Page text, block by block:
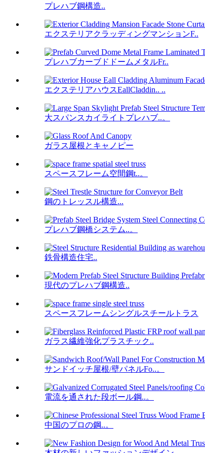
プレハブ鋼構造..
エクステリアクラッディングマンションF..
プレハブカーブドドームメタルFr..
エクステリアハウスEallCladdin.. ..
大スパンスカイライトプレハブ..。
ガラス屋根とキャノピー
スペースフレーム空間鋼t..。
鋼のトレッスル構造...
プレハブ鋼橋システム..。
鉄骨構造住宅..
現代のプレハブ鋼構造..
スペースフレームシングルスチールトラス
ガラス繊維強化プラスチック..
サンドイッチ屋根/壁パネルFo..。
電流を通された段ボール鋼..。
中国のプロの鋼..。